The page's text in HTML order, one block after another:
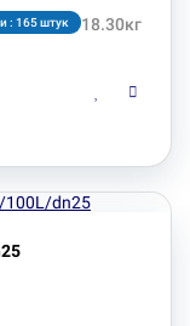
18.30кг
: 165 штук